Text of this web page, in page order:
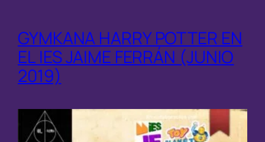
GYMKANA HARRY POTTER EN
EL IES JAIME FERRÁN (JUNIO
2019)